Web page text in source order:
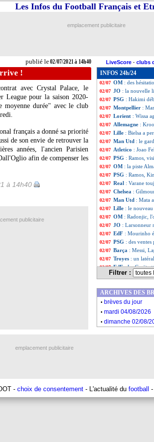
publié le02/07/2021 à 14h40
Les Infos du Football Français et
emplacement publicitaire
LiveScore - clubs
!
avec Crystal Palace, le
League pour la saison 2020-
moyenne durée" avec le club
français a donné sa priorité
de son envie de retrouver la
années, l'ancien Parisien
afin de compenser les
à 14h40
INFOS 24h/24
02/07 Lorient :
02/07 EdF: Le Graët
02/07 PSG: Riolo
02/07 PHOTO: Rossi
02/07 OM : des
02/07 JO : la nouvelle
02/07 PSG : Hakimi
02/07 Montpellier :
02/07 Lorient : Wissa
02/07 Allemagne :
02/07 Lille : Bielsa a
02/07 Man Utd : le
02/07 Atletico : Joao
02/07 PSG : Ramos,
02/07 OM : la piste
02/07 PSG : Ramos,
02/07 Real : Varane
02/07 Chelsea :
02/07 Man Utd : Mata
02/07 Lille : le
02/07 OM : Radonjic,
02/07 JO : Larsonneur
02/07 EdF : Mourinho
02/07 PSG : des
02/07 Barça : Messi,
02/07 Troyes : un
02/07 EdF: Le Graët
02/07 PSG: Kean,
02/07 OM: Lopez et
02/07 PSG: Mbappé a
Euro: 887€ de
... Liste des
Filtrer :
publicitaire
ARCHIVES DES
. brèves du jour
. mardi 04/08/2026
. dimanche 02/08/
emplacement publicitaire
- choix de consentement - L'actualité du football -